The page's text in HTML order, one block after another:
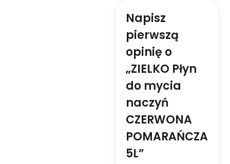
płukać. W przypadku
utrzymywania się działania
drażniącego na oczy:
zasięgnąć porady / zgłosić się
pod opiekę lekarza. Stosować
zgodnie z przeznaczeniem i
sposobem użycia.
Przechowywać w miejscu
niedostępnym dla dzieci.
Napisz
pierwszą
opinię o
„ZIELKO Płyn
do mycia
naczyń
CZERWONA
POMARAŃCZA
5L”